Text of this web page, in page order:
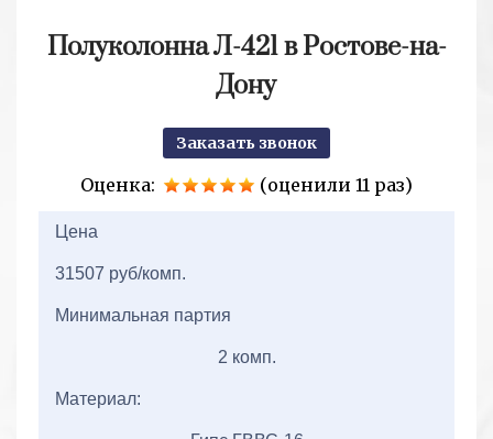
Полуколонна Л-421 в Ростове-на-
Дону
Заказать звонок
Оценка:
(оценили 11 раз)
Цена
31507 руб/комп.
Минимальная партия
2 комп.
Материал: